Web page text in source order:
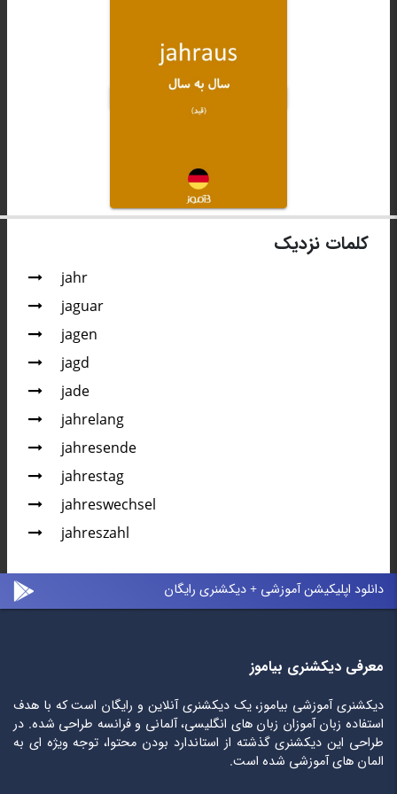
کلمات نزدیک
jahr
jaguar
jagen
jagd
jade
jahrelang
jahresende
jahrestag
jahreswechsel
jahreszahl
دانلود اپلیکیشن آموزشی + دیکشنری رایگان
معرفی دیکشنری بیاموز
دیکشنری آموزشی بیاموز، یک دیکشنری آنلاین و رایگان است که با هدف
استفاده زبان آموزان زبان های انگلیسی، آلمانی و فرانسه طراحی شده. در
طراحی این دیکشنری گذشته از استاندارد بودن محتوا، توجه ویژه ای به
المان های آموزشی شده است.